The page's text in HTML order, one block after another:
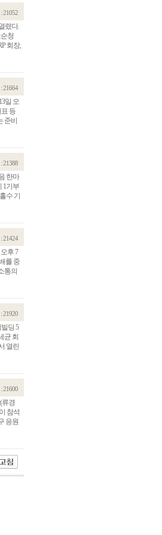
사항
처 수정
의료원 혜택
21052
렸다.
청
회장,
21664
일 오
등
준비
21388
한마
1기부
수 기
21424
후 7
를 중
통의
21920
딩 5
균 회
열린
21600
류경
참석
응원